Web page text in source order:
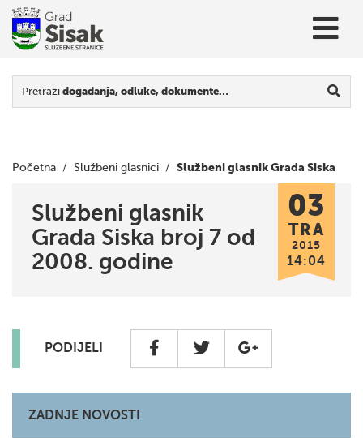
Pretraži događanja, odluke, dokumente…
Početna / Službeni glasnici / Službeni glasnik Grada Siska
Službeni glasnik
Grada Siska broj 7 od
2008. godine
03
TRA
2015
14:04
PODIJELI
ZADNJE NOVOSTI